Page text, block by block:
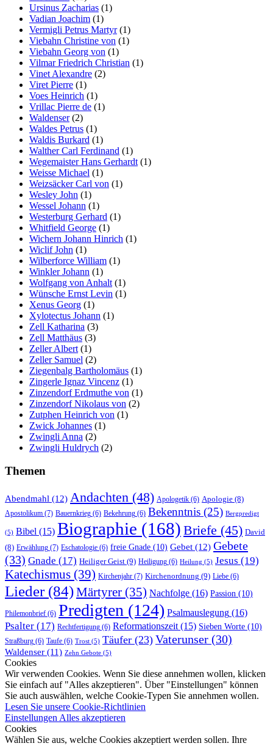
Ursinus Zacharias (1)
Vadian Joachim (1)
Vermigli Petrus Martyr(1)
Viebahn Christine von (1)
Viebahn Georg von (1)
Vilmar Friedrich Christian (1)
Vinet Alexandre (2)
Viret Pierre (1)
Voes Heinrich (1)
Vrillac Pierre de (1)
Waldenser(2)
Waldes Petrus (1)
Waldis Burkard (1)
Walther Carl Ferdinand (1)
Wegemaister Hans Gerhardt (1)
Weisse Michael (1)
Weizsäcker Carl von (1)
Wesley John (1)
Wessel Johann (1)
Westerburg Gerhard (1)
Whitfield George (1)
Wichern Johann Hinrich (1)
Wiclif John (1)
Wilberforce William (1)
Winkler Johann (1)
Wolfgang von Anhalt (1)
Wünsche Ernst Levin (1)
Xenus Georg (1)
Xylotectus Johann (1)
Zell Katharina (3)
Zell Matthäus (3)
Zeller Albert (1)
Zeller Samuel (2)
Ziegenbalg Bartholomäus (1)
Zingerle Ignaz Vincenz (1)
Zinzendorf Erdmuthe von (1)
Zinzendorf Nikolaus von (2)
Zutphen Heinrich von (1)
Zwick Johannes (1)
Zwingli Anna (2)
Zwingli Huldrych (2)
Themen
Abendmahl (12) Andachten (48) Apologetik (6) Apologie (8)
Apostolikum (7) Bauernkrieg (6) Bekehrung (6) Bekenntnis (25) Bergpredigt
(5) Bibel (15) Biographie (168) Briefe (45) David
(8) Erwählung (7) Eschatologie (6) freie Gnade (10) Gebet (12) Gebete
(33) Gnade (17) Heiliger Geist (9) Heiligung (6) Heilung (5) Jesus (19)
Katechismus (39) Kirchenjahr (7) Kirchenordnung (9) Liebe (6)
Lieder(84)Märtyrer (35) Nachfolge (16) Passion (10)
Philemonbrief (6) Predigten (124) Psalmauslegung (16)
Psalter (17) Rechtfertigung (6) Reformationszeit (15) Sieben Worte (10)
Straßburg (6) Taufe (6) Trost (5) Täufer (23) Vaterunser (30)
Waldenser (11) Zehn Gebote (5)
Cookies
Wir verwenden Cookies. Wenn Sie diese annehmen wollen, klicken
Sie einfach auf "Alles akzeptieren". Über "Einstellungen" können
Sie auch auswählen, welche Cookie-Typen Sie annehmen wollen.
Lesen Sie unsere Cookie-Richtlinien
Einstellungen Alles akzeptieren
Cookies
Wählen Sie aus, welche Cookies akzeptiert werden sollen. Ihre